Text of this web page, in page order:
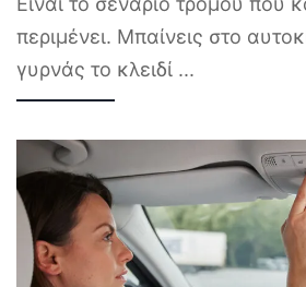
περιμένει. Μπαίνεις στο
γυρνάς το κλειδί ...